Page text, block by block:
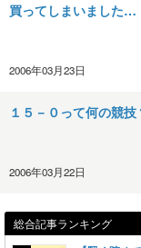
買ってしまいました…
2006年03月23日
１５－０って何の競技
2006年03月22日
総合記事ランキング